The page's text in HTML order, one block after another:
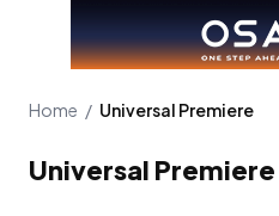
Home / Universal Premiere
Universal Premiere